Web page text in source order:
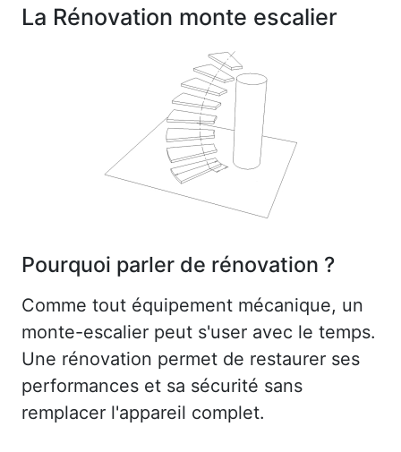
La Rénovation monte escalier
Pourquoi parler de rénovation ?
Comme tout équipement mécanique, un
monte-escalier peut s'user avec le temps.
Une rénovation permet de restaurer ses
performances et sa sécurité sans
remplacer l'appareil complet.